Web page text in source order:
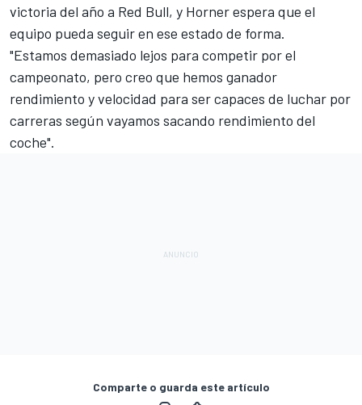
victoria del año a Red Bull, y Horner espera que el
equipo pueda seguir en ese estado de forma.
"Estamos demasiado lejos para competir por el
campeonato, pero creo que hemos ganador
rendimiento y velocidad para ser capaces de luchar por
carreras según vayamos sacando rendimiento del
coche".
Comparte o guarda este artículo